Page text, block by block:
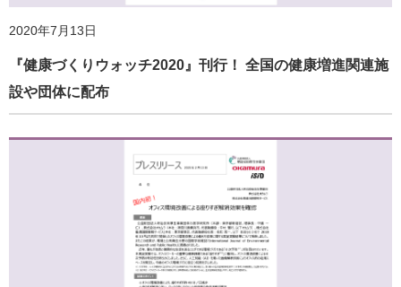
2020年7月13日
『健康づくりウォッチ2020』刊行！ 全国の健康増進関連施
設や団体に配布